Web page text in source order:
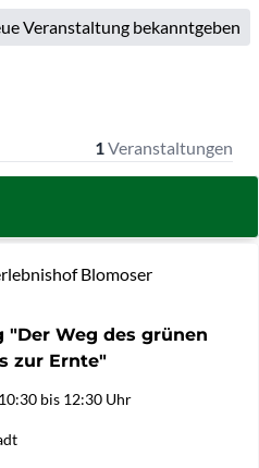
Veranstaltung bekanntgeben
1Veranstaltungen
Blomoser
Weg des grünen
zur Ernte"
bis 12:30 Uhr